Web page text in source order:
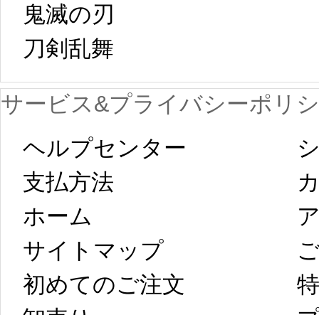
日から工場生産
が一時停止いた
します。 2月5日
以後のご注文
は、2月25日から
コスプレ制作、
プレ
新春
字半
第二
鬼滅の刃
刀剣乱舞
サービス&プライバシーポリ
ヘルプセンター
支払方法
ホーム
サイトマップ
初めてのご注文